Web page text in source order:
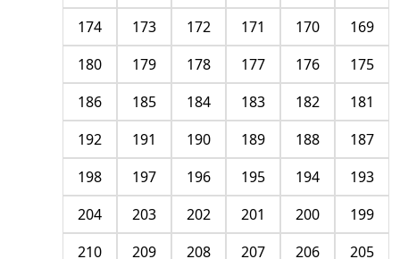
169
170
171
172
173
174
175
176
177
178
179
180
181
182
183
184
185
186
187
188
189
190
191
192
193
194
195
196
197
198
199
200
201
202
203
204
205
206
207
208
209
210